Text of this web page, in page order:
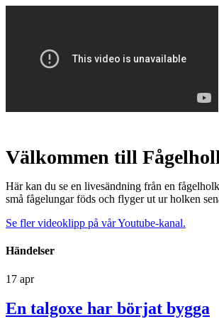
Välkommen till
Här kan du se en livesändning från en
små fågelungar föds och flyger ut ur holken
Se fler videoklipp på vår Youtube-kanal.
Händelser
17 apr
En talgoxe har börjat bygga